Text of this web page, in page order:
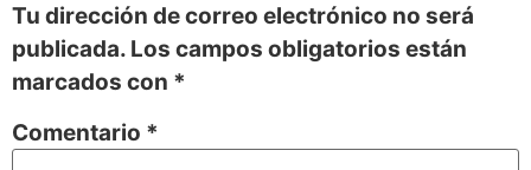
Tu dirección de correo electrónico no será
publicada. Los campos obligatorios están
marcados con *
Comentario *